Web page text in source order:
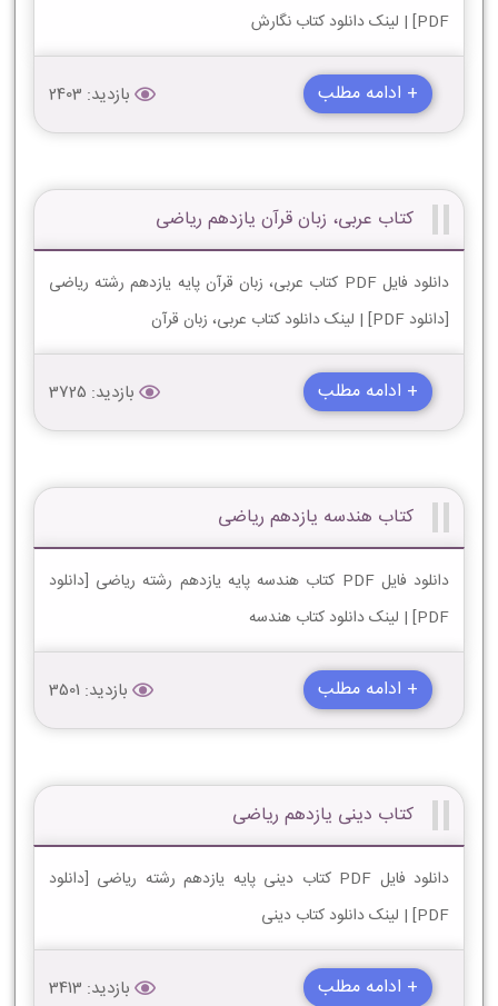
PDF] | لینک دانلود کتاب نگارش
+ ادامه مطلب بازدید: 2403
کتاب عربی، زبان قرآن یازدهم ریاضی
دانلود فایل PDF کتاب عربی، زبان قرآن پایه یازدهم رشته ریاضی
[دانلود PDF] | لینک دانلود کتاب عربی، زبان قرآن
+ ادامه مطلب بازدید: 3725
کتاب هندسه یازدهم ریاضی
دانلود فایل PDF کتاب هندسه پایه یازدهم رشته ریاضی [دانلود
PDF] | لینک دانلود کتاب هندسه
+ ادامه مطلب بازدید: 3501
کتاب دینی یازدهم ریاضی
دانلود فایل PDF کتاب دینی پایه یازدهم رشته ریاضی [دانلود
PDF] | لینک دانلود کتاب دینی
+ ادامه مطلب بازدید: 3413